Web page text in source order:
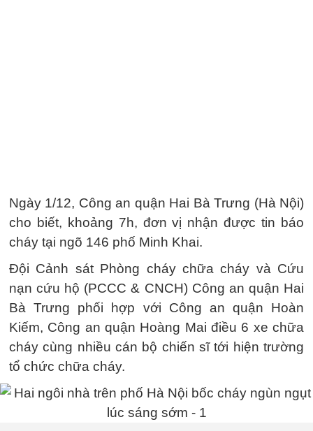
Ngày 1/12, Công an quận Hai Bà Trưng (Hà Nội)
cho biết, khoảng 7h, đơn vị nhận được tin báo
cháy tại ngõ 146 phố Minh Khai.
Đội Cảnh sát Phòng cháy chữa cháy và Cứu
nạn cứu hộ (PCCC & CNCH) Công an quận Hai
Bà Trưng phối hợp với Công an quận Hoàn
Kiếm, Công an quận Hoàng Mai điều 6 xe chữa
cháy cùng nhiều cán bộ chiến sĩ tới hiện trường
tổ chức chữa cháy.